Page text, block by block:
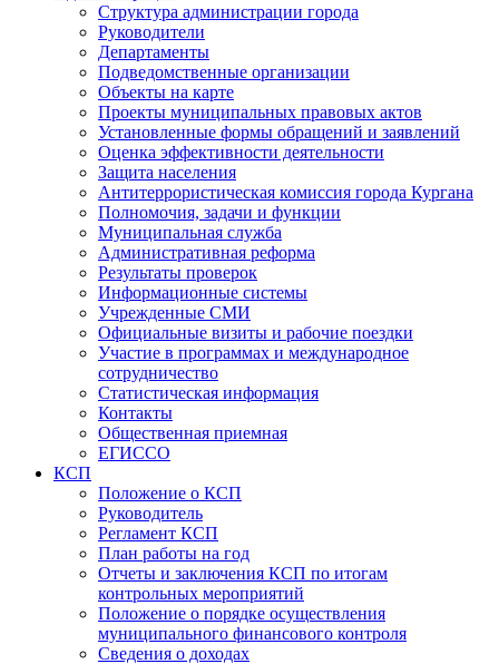
Структура администрации города
Руководители
Департаменты
Подведомственные организации
Объекты на карте
Проекты муниципальных правовых актов
Установленные формы обращений и заявлений
Оценка эффективности деятельности
Защита населения
Антитеррористическая комиссия города Кургана
Полномочия, задачи и функции
Муниципальная служба
Административная реформа
Результаты проверок
Информационные системы
Учрежденные СМИ
Официальные визиты и рабочие поездки
Участие в программах и международное
сотрудничество
Статистическая информация
Контакты
Общественная приемная
ЕГИССО
КСП
Положение о КСП
Руководитель
Регламент КСП
План работы на год
Отчеты и заключения КСП по итогам
контрольных мероприятий
Положение о порядке осуществления
муниципального финансового контроля
Сведения о доходах